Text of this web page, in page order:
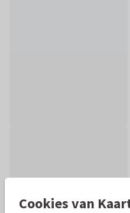
Cookies van